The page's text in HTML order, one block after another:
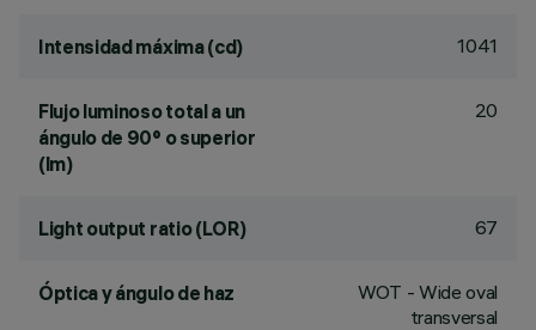
Intensidad máxima (cd) 1041
Flujo luminoso total a un
ángulo de 90° o superior
(lm)
20
Light output ratio (LOR) 67
Óptica y ángulo de haz
WOT - Wide oval
transversal